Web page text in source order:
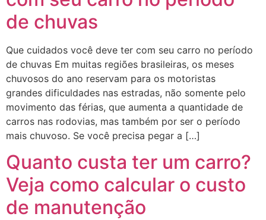
de chuvas
Que cuidados você deve ter com seu carro no período
de chuvas Em muitas regiões brasileiras, os meses
chuvosos do ano reservam para os motoristas
grandes dificuldades nas estradas, não somente pelo
movimento das férias, que aumenta a quantidade de
carros nas rodovias, mas também por ser o período
mais chuvoso. Se você precisa pegar a […]
Quanto custa ter um carro?
Veja como calcular o custo
de manutenção